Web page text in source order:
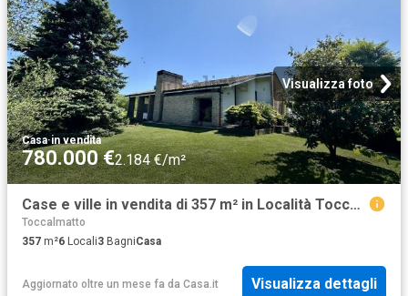
Visualizza foto
Casa·in vendita
780.000 €2.184 €/m²
Case e ville in vendita di 357 m² in Località Toccalmatto, 12
Toccalmatto
357 m²6 Locali3 BagniCasa
Aggiornato oltre un mese fa da Casa.it Visualizza dettagli